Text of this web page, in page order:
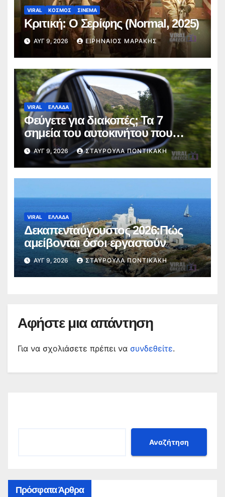
VIRAL ΚΟΣΜΟΣ ΣΙΝΕΜΑ
Κριτική: Ο Σερίφης (Normal, 2025)
ΑΥΓ 9, 2026 ΕΙΡΗΝΑΊΟΣ ΜΑΡΆΚΗΣ
VIRAL ΕΛΛΑΔΑ
Φεύγετε για διακοπές; Τα 7
σημεία του αυτοκινήτου που
πρέπει να ελέγξετε πριν από το
ταξίδι
ΑΥΓ 9, 2026 ΣΤΑΥΡΟΎΛΑ ΠΟΝΤΙΚΆΚΗ
VIRAL ΕΛΛΑΔΑ
Δεκαπενταύγουστος 2026:Πώς
αμείβονται όσοι εργαστούν
ΑΥΓ 9, 2026 ΣΤΑΥΡΟΎΛΑ ΠΟΝΤΙΚΆΚΗ
Αφήστε μια απάντηση
Για να σχολιάσετε πρέπει να συνδεθείτε.
Αναζήτηση
Πρόσφατα Άρθρα